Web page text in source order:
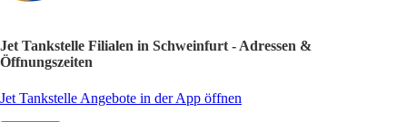
Jet Tankstelle Filialen in Schweinfurt - Adressen &
Öffnungszeiten
Jet Tankstelle Angebote in der App öffnen